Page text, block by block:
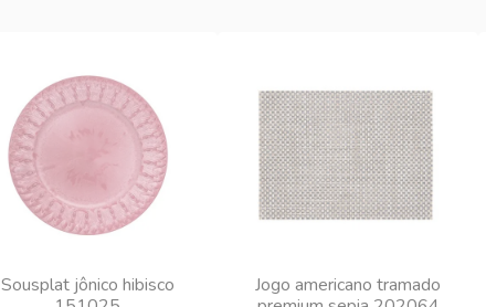
Sousplat jônico hibisco
Jogo americano tramado